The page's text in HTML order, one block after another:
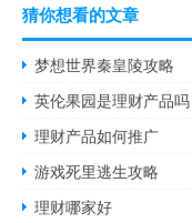
猜你想看的文章
梦想世界秦皇陵攻略
英伦果园是理财产品吗
理财产品如何推广
游戏死里逃生攻略
理财哪家好